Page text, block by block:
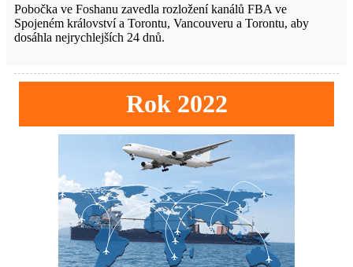
Pobočka ve Foshanu zavedla rozložení kanálů FBA ve
Spojeném království a Torontu, Vancouveru a Torontu, aby
dosáhla nejrychlejších 24 dnů.
Rok 2022